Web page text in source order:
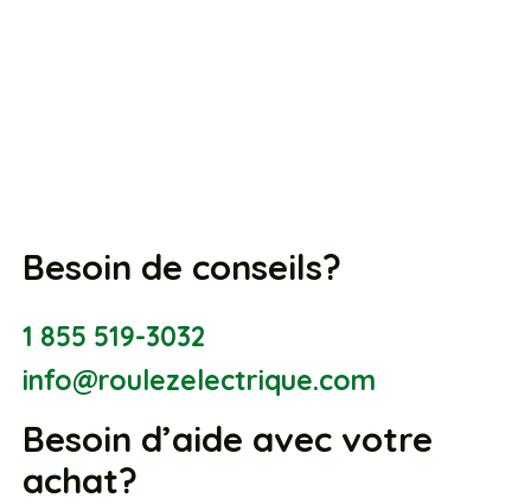
Besoin de conseils?
1 855 519-3032
info@roulezelectrique.com
Besoin d’aide avec votre
achat?